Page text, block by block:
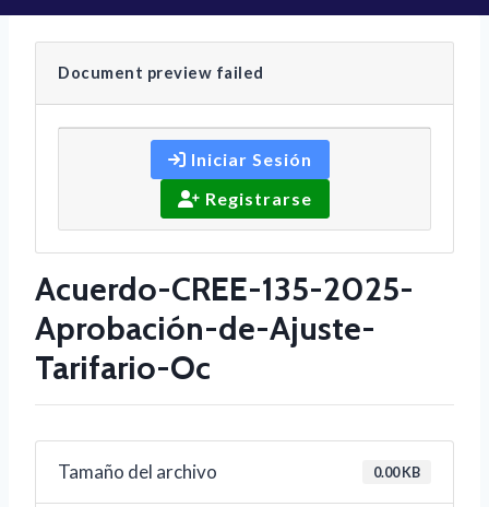
Document preview failed
Iniciar Sesión
Registrarse
Acuerdo-CREE-135-2025-
Aprobación-de-Ajuste-
Tarifario-Oc
Tamaño del archivo 0.00 KB